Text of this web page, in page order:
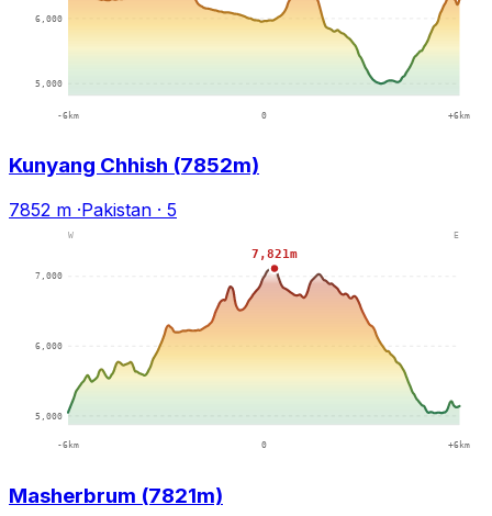
Kunyang Chhish (7852m)
7852 m ·Pakistan · 5
Masherbrum (7821m)